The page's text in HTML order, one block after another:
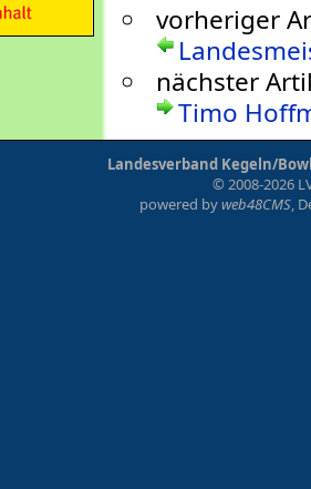
vorheriger
nächster
Timo
Landesverband Kegeln/
© 2008-2026
powered byweb48CMS ,